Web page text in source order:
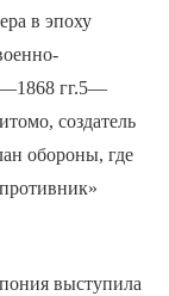
в эпоху
гг.5—
создатель
обороны, где
выступила